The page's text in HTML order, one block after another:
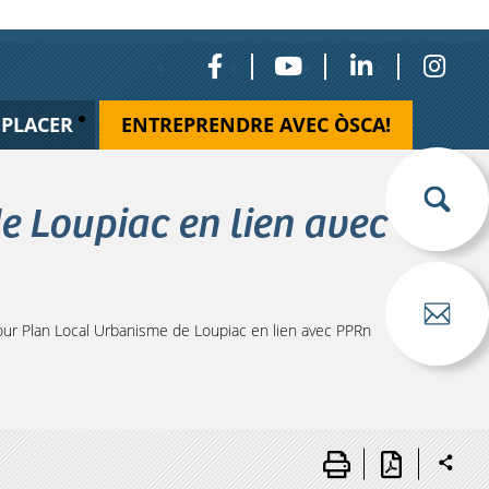
ENTREPRENDRE AVEC ÒSCA!
Loupiac en lien avec
Plan Local Urbanisme de Loupiac en lien avec PPRn